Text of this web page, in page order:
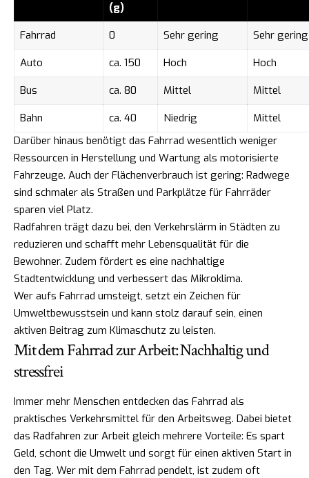
(g)
Fahrrad 0 Sehr gering
Sehr gering
Auto
ca. 150 Hoch
Hoch
Bus
ca. 80 Mittel
Mittel
Bahn
ca. 40 Niedrig
Mittel
Darüber hinaus benötigt das Fahrrad wesentlich weniger
Ressourcen in Herstellung und Wartung als motorisierte
Fahrzeuge. Auch der Flächenverbrauch ist gering: Radwege
sind schmaler als Straßen und Parkplätze für Fahrräder
sparen viel Platz.
Radfahren trägt dazu bei, den Verkehrslärm in Städten zu
reduzieren und schafft mehr Lebensqualität für die
Bewohner. Zudem fördert es eine nachhaltige
Stadtentwicklung und verbessert das Mikroklima.
Wer aufs Fahrrad umsteigt, setzt ein Zeichen für
Umweltbewusstsein und kann stolz darauf sein, einen
aktiven Beitrag zum Klimaschutz zu leisten.
Mit dem Fahrrad zur Arbeit: Nachhaltig und
stressfrei
Immer mehr Menschen entdecken das Fahrrad als
praktisches Verkehrsmittel für den Arbeitsweg. Dabei bietet
das Radfahren zur Arbeit gleich mehrere Vorteile: Es spart
Geld, schont die Umwelt und sorgt für einen aktiven Start in
den Tag. Wer mit dem Fahrrad pendelt, ist zudem oft